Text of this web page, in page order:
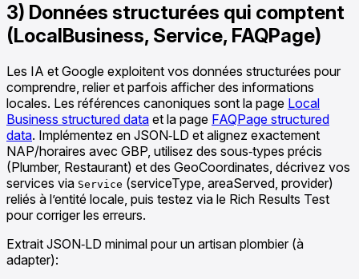
3) Données structurées qui comptent
(LocalBusiness, Service, FAQPage)
Les IA et Google exploitent vos données structurées pour
comprendre, relier et parfois afficher des informations
locales. Les références canoniques sont la page Local
Business structured data et la page FAQPage structured
data. Implémentez en JSON‑LD et alignez exactement
NAP/horaires avec GBP, utilisez des sous‑types précis
(Plumber, Restaurant) et des GeoCoordinates, décrivez vos
services via Service (serviceType, areaServed, provider)
reliés à l’entité locale, puis testez via le Rich Results Test
pour corriger les erreurs.
Extrait JSON‑LD minimal pour un artisan plombier (à
adapter):